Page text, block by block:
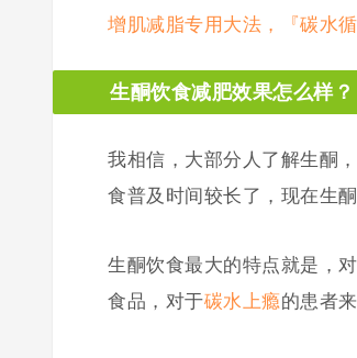
增肌减脂专用大法，『碳水循
生酮饮食减肥效果怎么样？
我相信，大部分人了解生酮
食普及时间较长了，现在生
生酮饮食最大的特点就是，
食品，对于碳水上瘾的患者